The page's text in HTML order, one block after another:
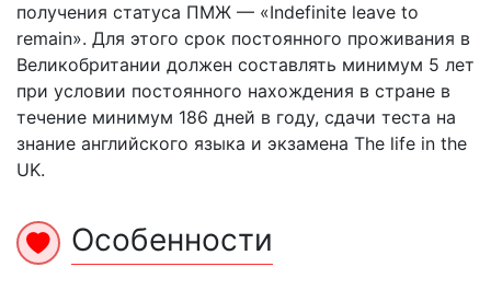
получения статуса ПМЖ — «Indefinite leave to
remain». Для этого срок постоянного проживания в
Великобритании должен составлять минимум 5 лет
при условии постоянного нахождения в стране в
течение минимум 186 дней в году, сдачи теста на
знание английского языка и экзамена The life in the
UK.
Особенности